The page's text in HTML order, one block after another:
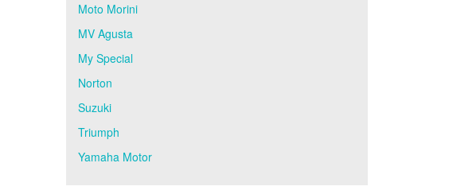
Moto Morini
MV Agusta
My Special
Norton
Suzuki
Triumph
Yamaha Motor